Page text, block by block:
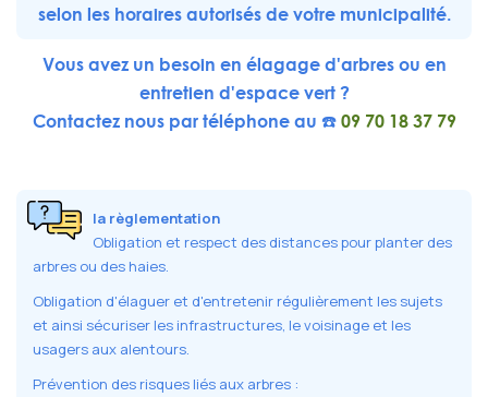
selon les horaires autorisés de votre municipalité.
Vous avez un besoin en élagage d'arbres ou en
entretien d'espace vert ?
Contactez nous par téléphone au ☎️09 70 18 37 79
la règlementation
Obligation et respect des distances pour planter des
arbres ou des haies.
Obligation d'élaguer et d'entretenir régulièrement les sujets
et ainsi sécuriser les infrastructures, le voisinage et les
usagers aux alentours.
Prévention des risques liés aux arbres :